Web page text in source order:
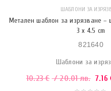
ШАБЛОНИ ЗА
Метален шаблон за изрязване –
3 x 4.5 cm
821640
Шаблони за
10.23€ / 20.01 лв. 7.16